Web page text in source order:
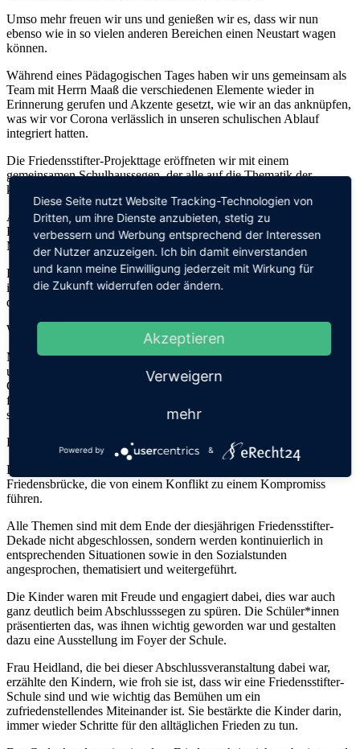
Umso mehr freuen wir uns und genießen wir es, dass wir nun
ebenso wie in so vielen anderen Bereichen einen Neustart wagen
können.
Während eines Pädagogischen Tages haben wir uns gemeinsam als
Team mit Herrn Maaß die verschiedenen Elemente wieder in
Erinnerung gerufen und Akzente gesetzt, wie wir an das anknüpfen,
was wir vor Corona verlässlich in unseren schulischen Ablauf
integriert hatten.
Die Friedensstifter-Projekttage eröffneten wir mit einem
gemeinsamen Schulhaussegen, der alle auf die Thematik der
kommenden Woche einstimmte.
An jedem Tag in dieser Dekade erarbeiteten und entdeckten die
Kinder ihrem Alter entsprechend und mit unterschiedlichen
Methoden folgende verschiedene Schwerpunkte:
Frieden: Was bedeutet für mich Frieden, welche Gefühle verbinde
ich mit einem gemeinsamen zufriedenen Miteinander, wie kann ich
das kreativ gestalten?
Wolf- und Giraffensprache:
Mit Handpuppen und Beispielgeschichten, die auch ins Rollenspiel
umgesetzt wurden, hat Herr Maaß in allen Klassen die
Giraffensprache und Wolfsprache den Kindern vorgestellt und sie
für die Unterschiede der beiden Sprach- und Handlungsstrategien
sensibilisiert.
Friedensbrücke:
Ein weiterer Themenbereich waren die einzelnen Schritte der
Friedensbrücke, die von einem Konflikt zu einem Kompromiss
führen.
Alle Themen sind mit dem Ende der diesjährigen Friedensstifter-
Dekade nicht abgeschlossen, sondern werden kontinuierlich in
entsprechenden Situationen sowie in den Sozialstunden
angesprochen, thematisiert und weitergeführt.
Die Kinder waren mit Freude und engagiert dabei, dies war auch
ganz deutlich beim Abschlusssegen zu spüren. Die Schüler*innen
präsentierten das, was ihnen wichtig geworden war und gestalten
dazu eine Ausstellung im Foyer der Schule.
Frau Heidland, die bei dieser Abschlussveranstaltung dabei war,
erzählte den Kindern, wie froh sie ist, dass wir eine Friedensstifter-
Schule sind und wie wichtig das Bemühen um ein
zufriedenstellendes Miteinander ist. Sie bestärkte die Kinder darin,
immer wieder Schritte für den alltäglichen Frieden zu tun.
Diese Seite nutzt Website Tracking-Technologien von
Dritten, um ihre Dienste anzubieten, stetig zu
verbessern und Werbung entsprechend der Interessen
der Nutzer anzuzeigen. Ich bin damit einverstanden
und kann meine Einwilligung jederzeit mit Wirkung für
die Zukunft widerrufen oder ändern.
Akzeptieren
Verweigern
mehr
Powered by &